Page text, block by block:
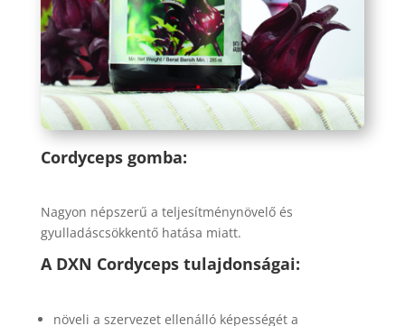
Cordyceps gomba:
Nagyon népszerű a teljesítménynövelő és
gyulladáscsökkentő hatása miatt.
A DXN Cordyceps tulajdonságai:
növeli a szervezet ellenálló képességét a